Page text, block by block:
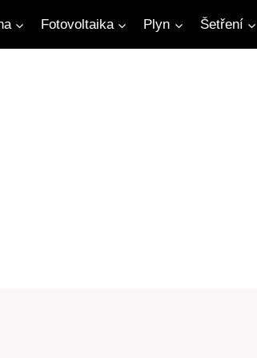
Fotovoltaika Plyn Šetření